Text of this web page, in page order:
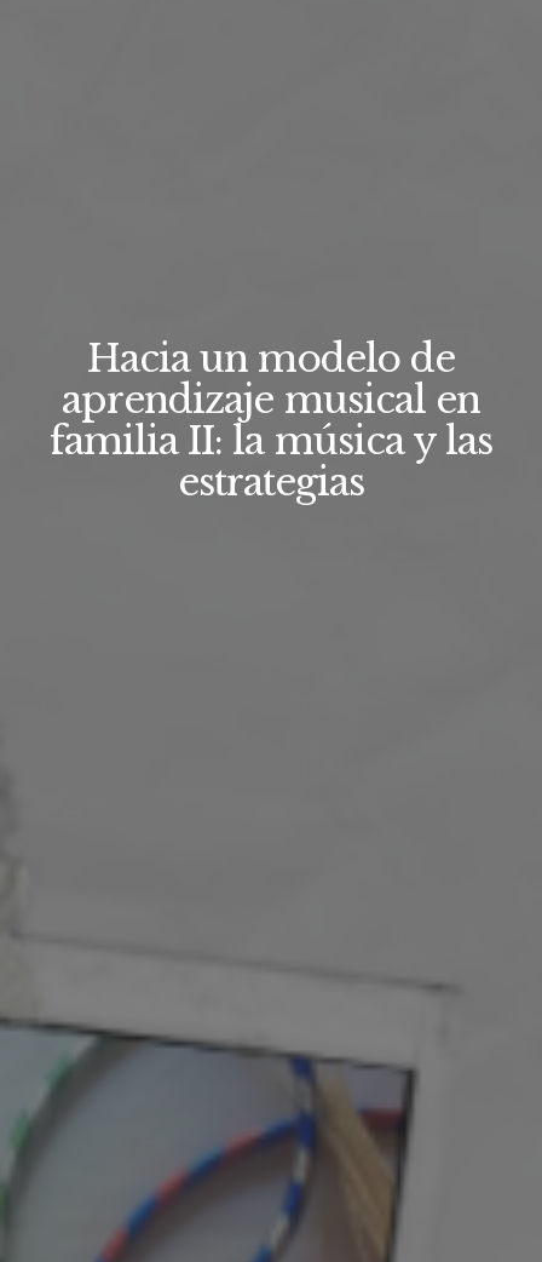
Hacia un modelo de
aprendizaje musical en
familia II: la música y las
estrategias